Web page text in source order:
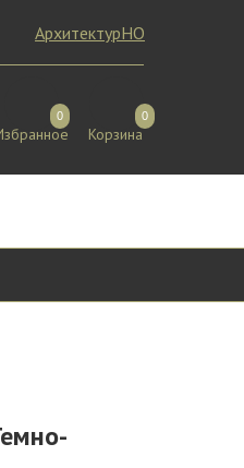
0 0
Корзина
АрхитектурНО